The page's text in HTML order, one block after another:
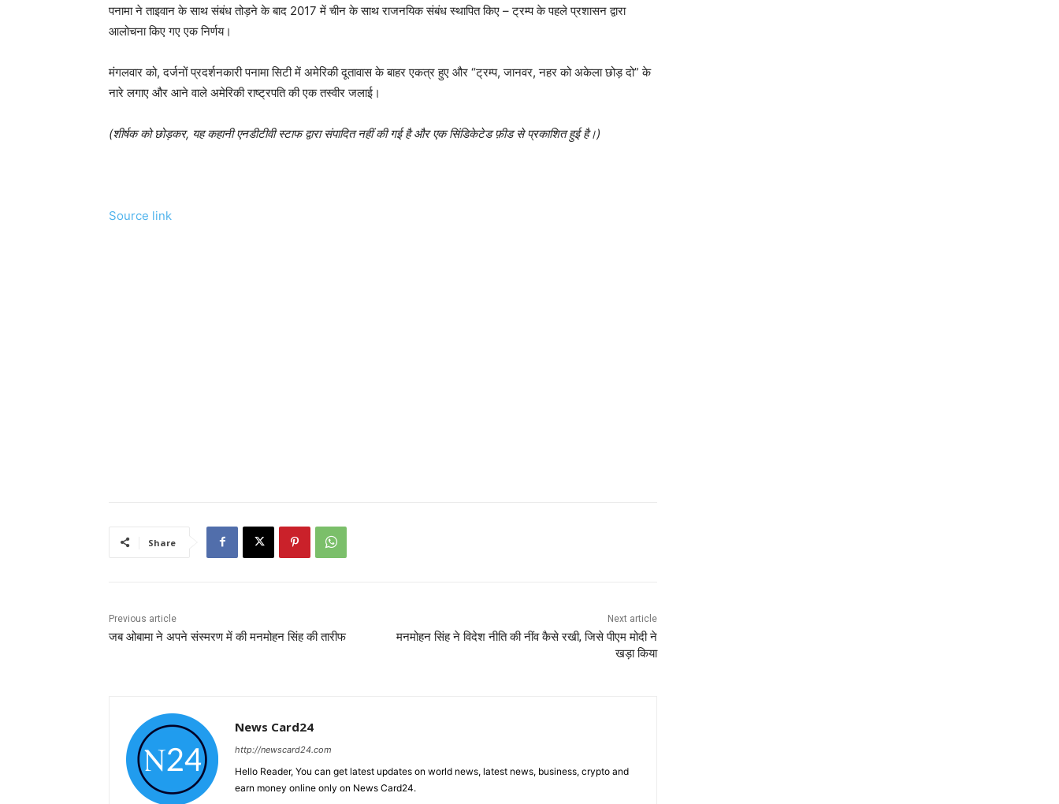
पनामा ने ताइवान के साथ संबंध तोड़ने के बाद 2017 में चीन के साथ राजनयिक संबंध स्थापित किए – ट्रम्प के पहले प्रशासन द्वारा
आलोचना किए गए एक निर्णय।
मंगलवार को, दर्जनों प्रदर्शनकारी पनामा सिटी में अमेरिकी दूतावास के बाहर एकत्र हुए और “ट्रम्प, जानवर, नहर को अकेला छोड़ दो” के
नारे लगाए और आने वाले अमेरिकी राष्ट्रपति की एक तस्वीर जलाई।
(शीर्षक को छोड़कर, यह कहानी एनडीटीवी स्टाफ द्वारा संपादित नहीं की गई है और एक सिंडिकेटेड फ़ीड से प्रकाशित हुई है।)
Source link
Share
Previous article
जब ओबामा ने अपने संस्मरण में की मनमोहन सिंह की तारीफ
Next article
मनमोहन सिंह ने विदेश नीति की नींव कैसे रखी, जिसे पीएम मोदी ने
खड़ा किया
News Card24
http://newscard24.com
Hello Reader, You can get latest updates on world news, latest news, business, crypto and
earn money online only on News Card24.